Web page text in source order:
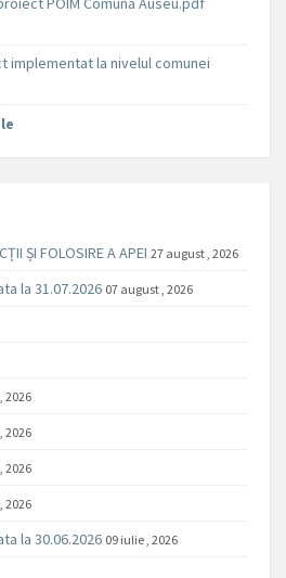
implementat la nivelul comunei
ȘI FOLOSIRE A APEI 27 august , 2026
la 31.07.2026 07 august , 2026
2026
2026
2026
2026
la 30.06.2026 09 iulie , 2026